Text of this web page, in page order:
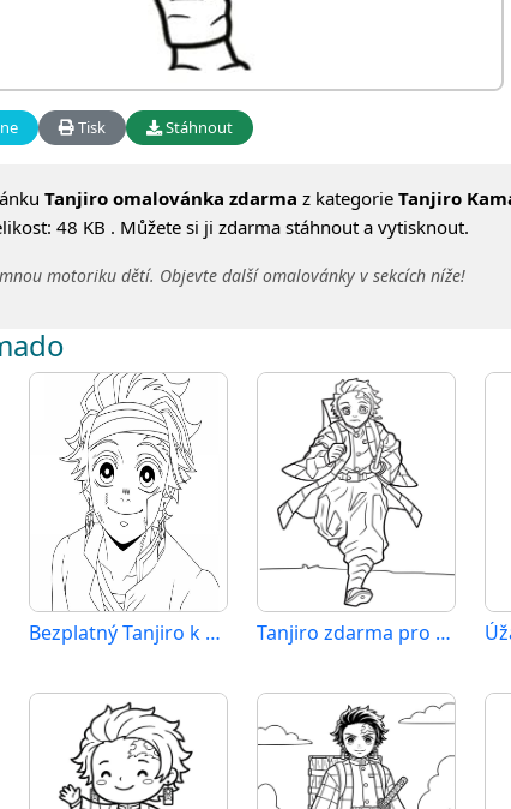
Tisk Stáhnout
Tanjiro omalovánka zdarma z kategorie Tanjiro
48 KB . Můžete si ji zdarma stáhnout a vytisknout.
motoriku dětí. Objevte další omalovánky v sekcích níže!
Bezplatný Tanjiro k vytištění Tanjiro zdarma pro děti